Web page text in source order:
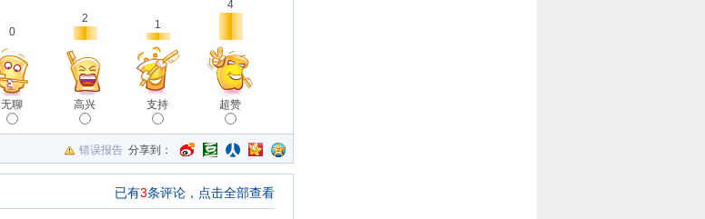
0
无聊
2
高兴
1
支持
4
超赞
错误报告 分享到：